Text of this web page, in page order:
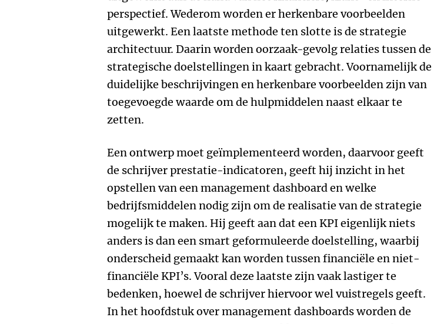
perspectief. Wederom worden er herkenbare voorbeelden
uitgewerkt. Een laatste methode ten slotte is de strategie
architectuur. Daarin worden oorzaak-gevolg relaties tussen de
strategische doelstellingen in kaart gebracht. Voornamelijk de
duidelijke beschrijvingen en herkenbare voorbeelden zijn van
toegevoegde waarde om de hulpmiddelen naast elkaar te
zetten.
Een ontwerp moet geïmplementeerd worden, daarvoor geeft
de schrijver prestatie-indicatoren, geeft hij inzicht in het
opstellen van een management dashboard en welke
bedrijfsmiddelen nodig zijn om de realisatie van de strategie
mogelijk te maken. Hij geeft aan dat een KPI eigenlijk niets
anders is dan een smart geformuleerde doelstelling, waarbij
onderscheid gemaakt kan worden tussen financiële en niet-
financiële KPI’s. Vooral deze laatste zijn vaak lastiger te
bedenken, hoewel de schrijver hiervoor wel vuistregels geeft.
In het hoofdstuk over management dashboards worden de